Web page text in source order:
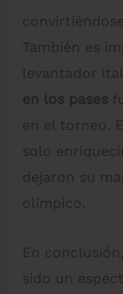
También es
levantador
en los pases
en el torneo.
solo
dejaron su
olímpico.
En
sido un